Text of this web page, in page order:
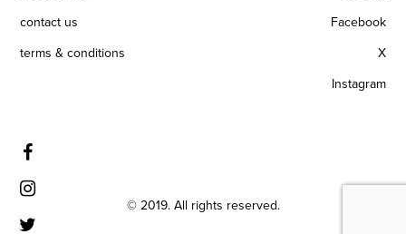
contact us
terms & conditions
Facebook
X
Instagram
© 2019. All rights reserved.